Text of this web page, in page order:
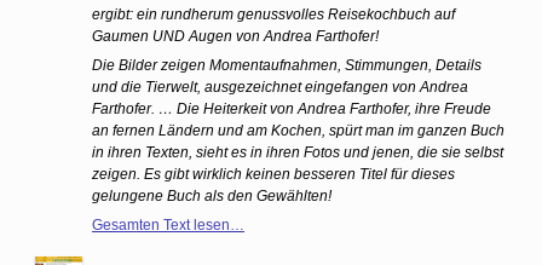
ergibt: ein rundherum genussvolles Reisekochbuch auf
Gaumen UND Augen von Andrea Farthofer!
Die Bilder zeigen Momentaufnahmen, Stimmungen, Details
und die Tierwelt, ausgezeichnet eingefangen von Andrea
Farthofer. … Die Heiterkeit von Andrea Farthofer, ihre Freude
an fernen Ländern und am Kochen, spürt man im ganzen Buch
in ihren Texten, sieht es in ihren Fotos und jenen, die sie selbst
zeigen. Es gibt wirklich keinen besseren Titel für dieses
gelungene Buch als den Gewählten!
Gesamten Text lesen…